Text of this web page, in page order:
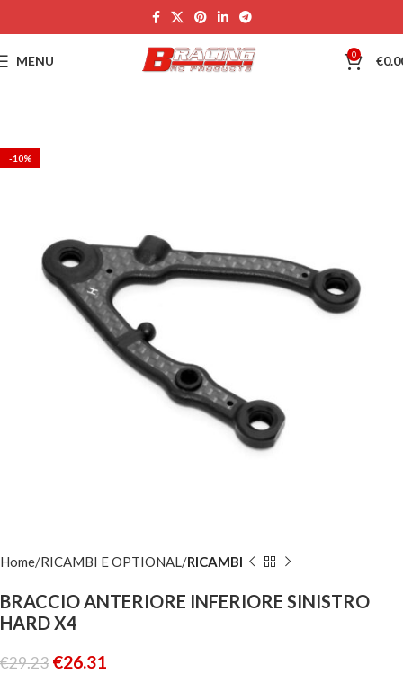
MENU 0 €
-10%
Home RICAMBI E OPTIONAL RICAMBI
BRACCIO ANTERIORE INFERIORE SINISTRO
HARD X4
€29.23 €26.31